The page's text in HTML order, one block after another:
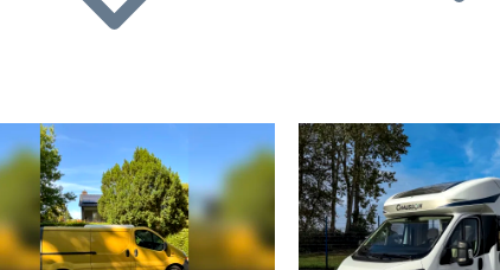
Suivant Précédent